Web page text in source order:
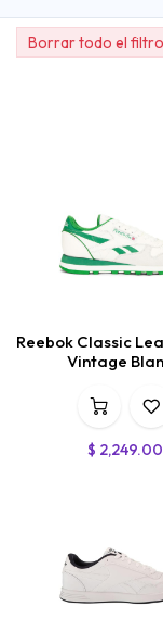
Borrar todo el filtro
Reebok Classic
Vintage
$ 2,249.00